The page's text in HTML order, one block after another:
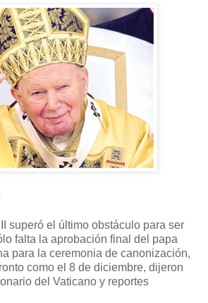
superó el último obstáculo para ser
falta la aprobación final del papa
para la ceremonia de canonización,
como el 8 de diciembre, dijeron
del Vaticano y reportes